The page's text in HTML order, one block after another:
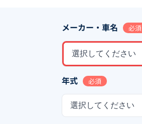
メーカー・車名 必須
選択してください
年式 必須
選択してください